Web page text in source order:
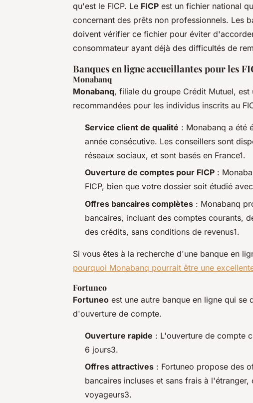
qu'est le FICP. Le FICP est un fichier national
concernant des prêts non professionnels. Les
doivent vérifier ce fichier pour éviter
consommateur ayant déjà des difficultés de
Banques en ligne accueillantes pour les
Monabanq
Monabanq, filiale du groupe Crédit Mutuel, est
recommandées pour les individus inscrits au
Service client de qualité : Monabanq a été
année consécutive. Les conseillers sont
réseaux sociaux, et sont basés en France1.
Ouverture de comptes pour FICP :
FICP, bien que votre dossier soit étudié
Offres bancaires complètes : Monabanq
bancaires, incluant des comptes courants,
des crédits, sans conditions de revenus1.
Si vous êtes à la recherche d'une banque en
pourquoi Monabanq pourrait être une
Fortuneo
Fortuneo est une autre banque en ligne qui
d'ouverture de compte.
Ouverture rapide : L'ouverture de compte
6 jours3.
Offres attractives : Fortuneo propose des
bancaires incluses et sans frais à
voyageurs3.